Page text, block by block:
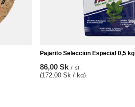
Pajarito Seleccion Especial 0,5 kg
86,00 Sk / st.
(172,00 Sk / kg)